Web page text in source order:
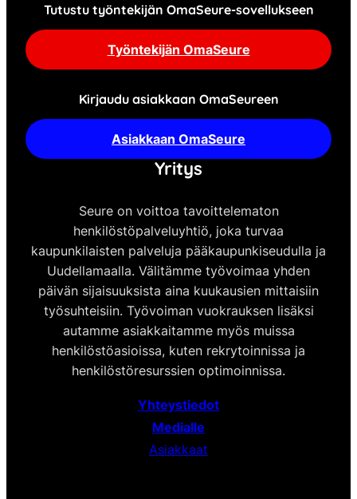
Tutustu työntekijän OmaSeure-sovellukseen
Työntekijän OmaSeure
Kirjaudu asiakkaan OmaSeureen
Asiakkaan OmaSeure
Yritys
Seure on voittoa tavoittelematon
henkilöstöpalveluyhtiö, joka turvaa
kaupunkilaisten palveluja pääkaupunkiseudulla ja
Uudellamaalla. Välitämme työvoimaa yhden
päivän sijaisuuksista aina kuukausien mittaisiin
työsuhteisiin. Työvoiman vuokrauksen lisäksi
autamme asiakkaitamme myös muissa
henkilöstöasioissa, kuten rekrytoinnissa ja
henkilöstöresurssien optimoinnissa.
Yhteystiedot
Medialle
Asiakkaat